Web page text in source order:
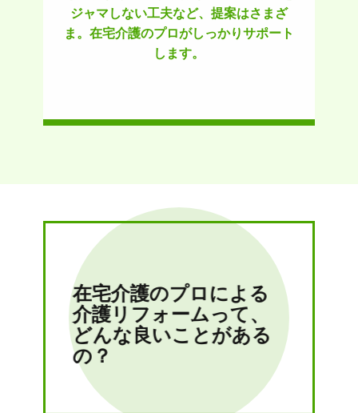
ジャマしない工夫など、提案はさまざ
ま。在宅介護のプロがしっかりサポート
します。
在宅介護のプロによる
介護リフォームって、
どんな良いことがある
の？